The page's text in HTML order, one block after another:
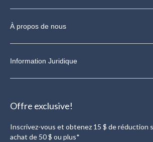
À propos de nous
Information Juridique
Offre exclusive!
Inscrivez-vous et obtenez 15 $ de réduction
achat de 50 $ ou plus*